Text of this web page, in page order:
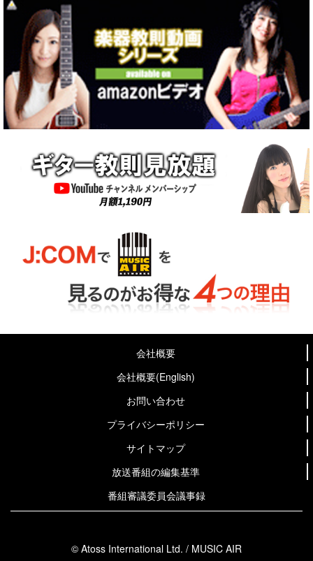
会社概要
会社概要(English)
お問い合わせ
プライバシーポリシー
サイトマップ
放送番組の編集基準
番組審議委員会議事録
© Atoss International Ltd. / MUSIC AIR